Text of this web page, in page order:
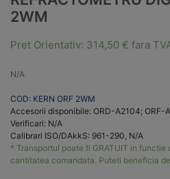
2WM
Pret Orientativ: 314,50 € fara
N/A
COD: KERN ORF 2WM
Accesorii disponibile: ORD-A2104; ORF-
Verificari: N/A
Calibrari ISO/DAkkS: 961-290, N/A
* Transportul poate fi GRATUIT in
cantitatea comandata. Puteti beneficia